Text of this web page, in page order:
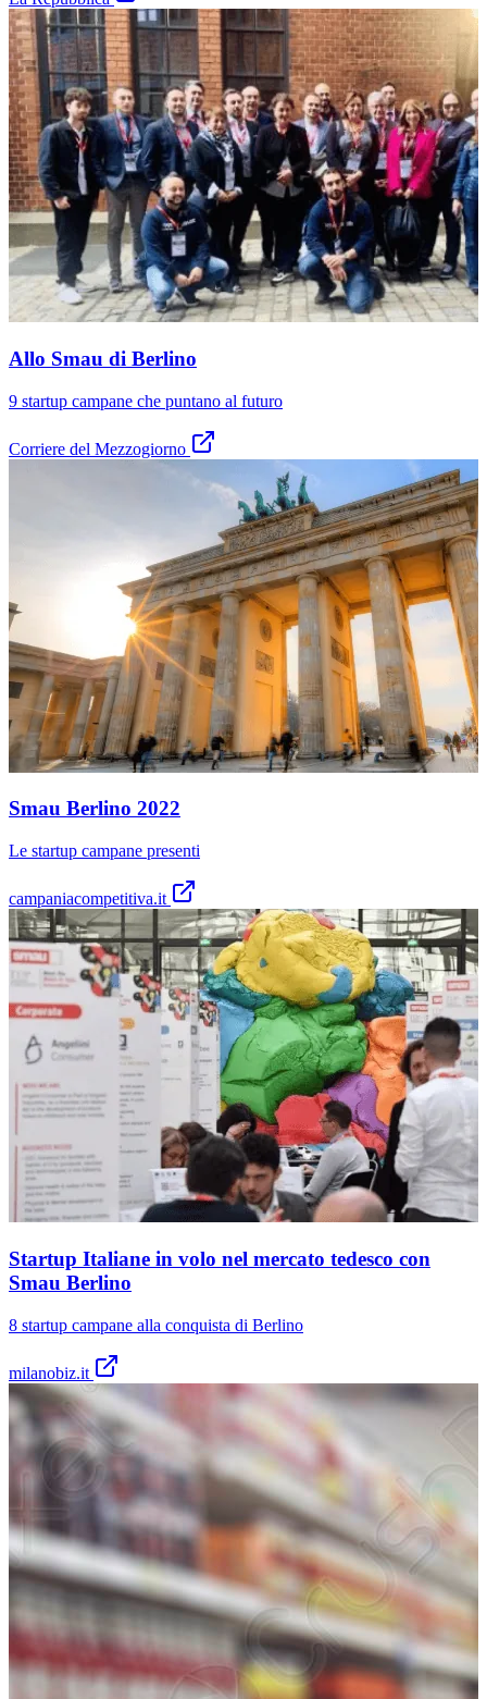
Allo Smau di Berlino
9 startup campane che puntano al futuro
Corriere del Mezzogiorno
Smau Berlino 2022
Le startup campane presenti
campaniacompetitiva.it
Startup Italiane in volo nel mercato tedesco con
Smau Berlino
8 startup campane alla conquista di Berlino
milanobiz.it